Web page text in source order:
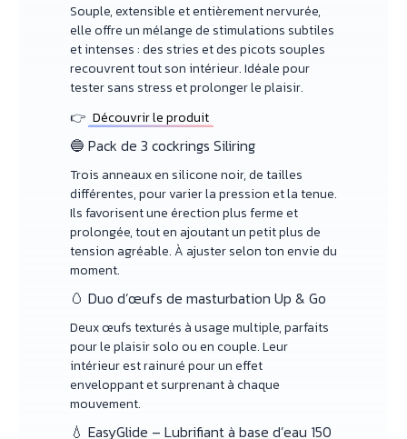
Souple, extensible et entièrement nervurée,
elle offre un mélange de stimulations subtiles
et intenses : des stries et des picots souples
recouvrent tout son intérieur. Idéale pour
tester sans stress et prolonger le plaisir.
👉 Découvrir le produit
🔵 Pack de 3 cockrings Siliring
Trois anneaux en silicone noir, de tailles
différentes, pour varier la pression et la tenue.
Ils favorisent une érection plus ferme et
prolongée, tout en ajoutant un petit plus de
tension agréable. À ajuster selon ton envie du
moment.
🥚 Duo d’œufs de masturbation Up & Go
Deux œufs texturés à usage multiple, parfaits
pour le plaisir solo ou en couple. Leur
intérieur est rainuré pour un effet
enveloppant et surprenant à chaque
mouvement.
💧 EasyGlide – Lubrifiant à base d’eau 150